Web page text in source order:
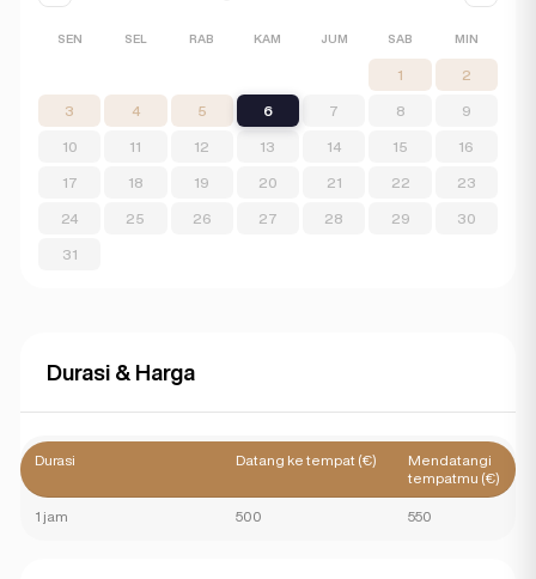
SEN SEL RAB KAM JUM SAB MIN
1 2
3 4 5 6 7 8 9
10 11 12 13 14 15 16
17 18 19 20 21 22 23
24 25 26 27 28 29 30
31
Durasi & Harga
Durasi Datang ke tempat (€)
Mendatangi
tempatmu (€)
1 jam 500 550